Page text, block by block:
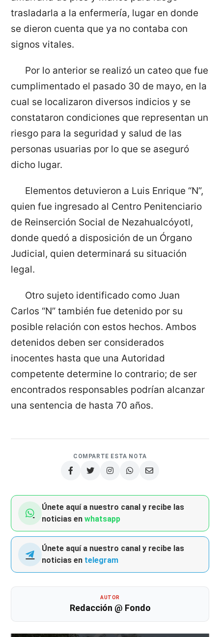
trasladarla a la enfermería, lugar en donde
se dieron cuenta que ya no contaba con
signos vitales.
Por lo anterior se realizó un cateo que fue
cumplimentado el pasado 30 de mayo, en la
cual se localizaron diversos indicios y se
constataron condiciones que representan un
riesgo para la seguridad y salud de las
personas usuarias por lo que se aseguró
dicho lugar.
Elementos detuvieron a Luis Enrique “N”,
quien fue ingresado al Centro Penitenciario
de Reinserción Social de Nezahualcóyotl,
donde quedó a disposición de un Órgano
Judicial, quien determinará su situación
legal.
Otro sujeto identificado como Juan
Carlos “N” también fue detenido por su
posible relación con estos hechos. Ambos
detenidos deben ser considerados
inocentes hasta que una Autoridad
competente determine lo contrario; de ser
encontrados responsables podrían alcanzar
una sentencia de hasta 70 años.
COMPARTE ESTA NOTA
Únete aquí a nuestro canal y recibe las
noticias enwhatsapp
Únete aquí a nuestro canal y recibe las
noticias en telegram
AUTOR
Redacción @ Fondo